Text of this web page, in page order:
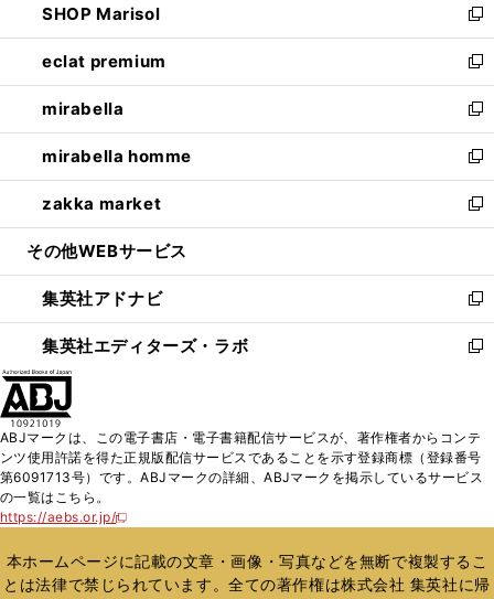
く
で
開
く
ド
ウ
で
開
く
ィ
ン
ド
ウ
で
開
く
い
ウ
ィ
ン
ド
ウ
で
開
く
SHOP Marisol
新
し
い
ウ
ィ
ン
ド
ウ
で
開
eclat premium
新
し
い
ウ
ィ
ン
ド
ウ
開
く
mirabella
新
し
い
ウ
ィ
ン
ウ
で
開
く
mirabella homme
新
し
い
ウ
ン
ド
ウ
で
zakka market
新
し
ウ
ィ
ン
ド
く
その他WEBサービス
集英社アドナビ
新
し
い
ド
ウ
で
集英社エディターズ・ラボ
新
ィ
ン
ド
開
く
ABJマークは、この電子書店・電子書籍配信サービスが、著作権者からコンテ
ンツ使用許諾を得た正規版配信サービスであることを示す登録商標（登録番号
第6091713号）です。ABJマークの詳細、ABJマークを掲示しているサービス
の一覧はこちら。
https://aebs.or.jp/
新
い
ウ
ィ
本ホームページに記載の文章・画像・写真などを無断で複製するこ
とは法律で禁じられています。全ての著作権は株式会社 集英社に帰